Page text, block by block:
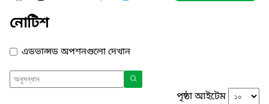
নোটিশ
এডভান্সড অপশনগুলো দেখান
পৃষ্ঠা আইটেম